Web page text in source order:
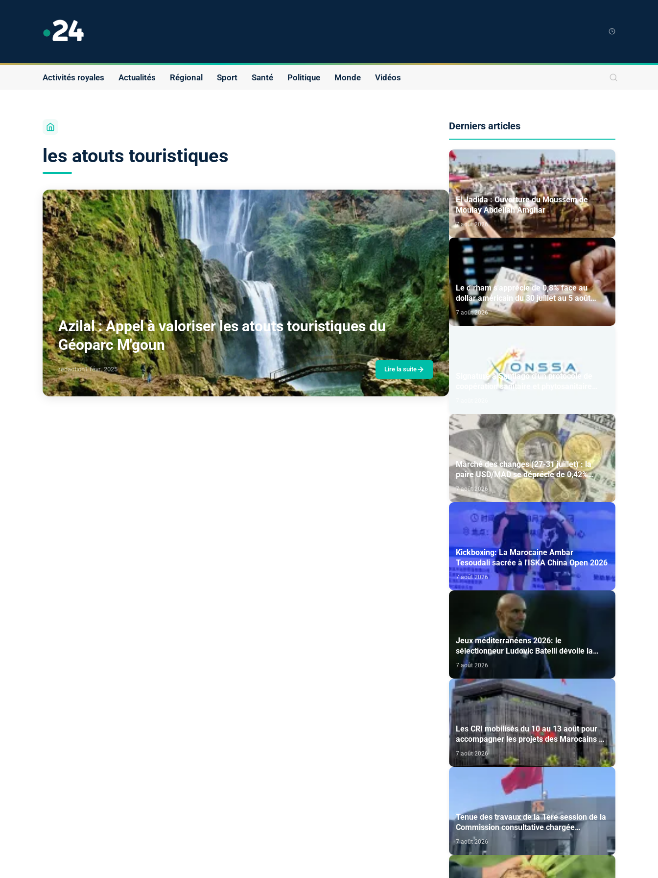
Activités royales Actualités Régional Sport Santé Politique Monde Vidéos
les atouts touristiques
Azilal : Appel à valoriser les atouts touristiques du
Géoparc M'goun
redaction1 févr. 2025 Lire la suite
Derniers articles
El Jadida : Ouverture du Moussem de
Moulay Abdellah Amghar
7 août 2026
Le dirham s'apprécie de 0,8% face au
dollar américain du 30 juillet au 5 août
(BAM)
7 août 2026
Signature à Santiago d'un protocole de
coopération sanitaire et phytosanitaire
Marché des changes (27-31 juillet) : la
paire USD/MAD se déprécie de 0,42%
(AGR)
7 août 2026
Kickboxing: La Marocaine Ambar
Tesoudali sacrée à l'ISKA China Open 2026
7 août 2026
Jeux méditerranéens 2026: le
sélectionneur Ludovic Batelli dévoile la
liste finale de l'équipe nationale U20
7 août 2026
Les CRI mobilisés du 10 au 13 août pour
accompagner les projets des Marocains du
Monde
7 août 2026
Tenue des travaux de la 1ere session de la
Commission consultative chargée
d’émettre un avis sur la délivrance de la
carte du professionnel du cinéma (CCM)
7 août 2026